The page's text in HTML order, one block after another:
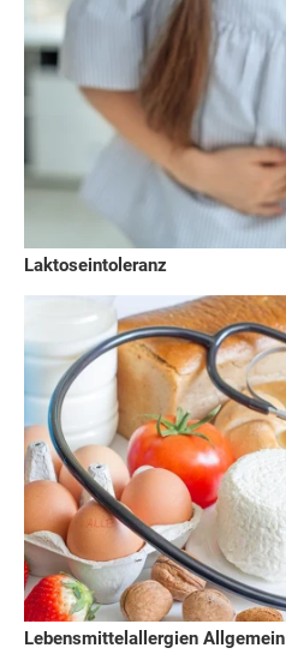
Laktoseintoleranz
Lebensmittelallergien Allgemein